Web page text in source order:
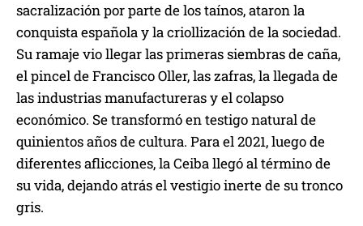
sacralización por parte de los taínos, ataron la
conquista española y la criollización de la sociedad.
Su ramaje vio llegar las primeras siembras de caña,
el pincel de Francisco Oller, las zafras, la llegada de
las industrias manufactureras y el colapso
económico. Se transformó en testigo natural de
quinientos años de cultura. Para el 2021, luego de
diferentes aflicciones, la Ceiba llegó al término de
su vida, dejando atrás el vestigio inerte de su tronco
gris.